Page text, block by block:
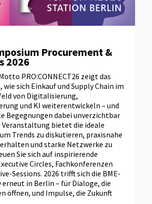
Procurement &
2026
PRO:CONNECT26 zeigt das
wie sich Einkauf und Supply Chain im
von Digitalisierung,
und KI weiterentwickeln – und
Begegnungen dabei unverzichtbar
Veranstaltung bietet die ideale
Trends zu diskutieren, praxisnahe
und starke Netzwerke zu
Sie sich auf inspirierende
Circles, Fachkonferenzen
Sessions. 2026 trifft sich die BME-
in Berlin – für Dialoge, die
öffnen, und Impulse, die Zukunft